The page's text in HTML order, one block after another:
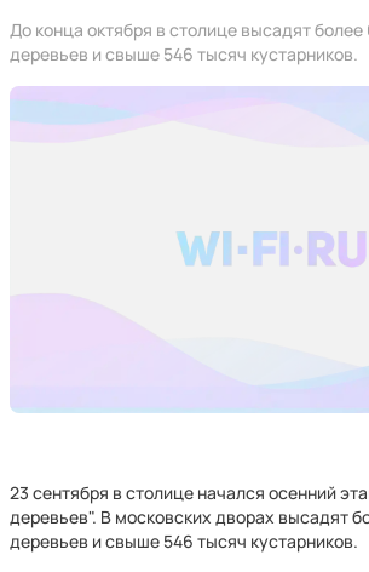
До конца октября в столице высадят более
деревьев и свыше 546 тысяч кустарников.
23 сентября в столице начался осенний
деревьев". В московских дворах высадят
деревьев и свыше 546 тысяч кустарников.